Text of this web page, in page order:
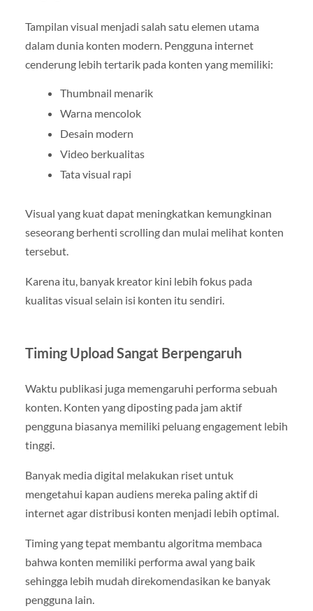
Tampilan visual menjadi salah satu elemen utama
dalam dunia konten modern. Pengguna internet
cenderung lebih tertarik pada konten yang memiliki:
Thumbnail menarik
Warna mencolok
Desain modern
Video berkualitas
Tata visual rapi
Visual yang kuat dapat meningkatkan kemungkinan
seseorang berhenti scrolling dan mulai melihat konten
tersebut.
Karena itu, banyak kreator kini lebih fokus pada
kualitas visual selain isi konten itu sendiri.
Timing Upload Sangat Berpengaruh
Waktu publikasi juga memengaruhi performa sebuah
konten. Konten yang diposting pada jam aktif
pengguna biasanya memiliki peluang engagement lebih
tinggi.
Banyak media digital melakukan riset untuk
mengetahui kapan audiens mereka paling aktif di
internet agar distribusi konten menjadi lebih optimal.
Timing yang tepat membantu algoritma membaca
bahwa konten memiliki performa awal yang baik
sehingga lebih mudah direkomendasikan ke banyak
pengguna lain.